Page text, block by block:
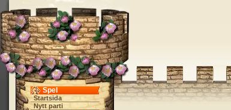
Spel
Startsida
Nytt parti